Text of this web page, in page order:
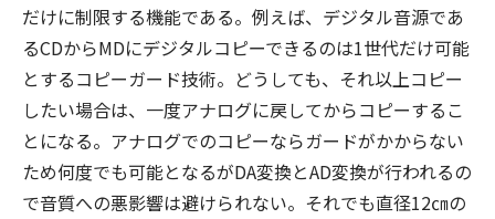
だけに制限する機能である。例えば、デジタル音源であ
るCDからMDにデジタルコピーできるのは1世代だけ可能
とするコピーガード技術。どうしても、それ以上コピー
したい場合は、一度アナログに戻してからコピーするこ
とになる。アナログでのコピーならガードがかからない
ため何度でも可能となるがDA変換とAD変換が行われるの
で音質への悪影響は避けられない。それでも直径12㎝の